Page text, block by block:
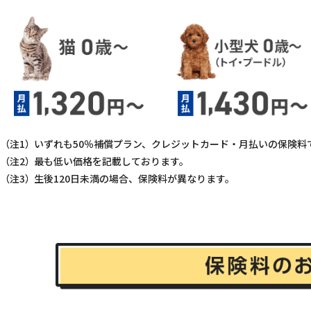
いずれも50％補償プラン、クレジットカード・月払いの保険料
最も低い価格を記載しております。
生後120日未満の場合、保険料が異なります。